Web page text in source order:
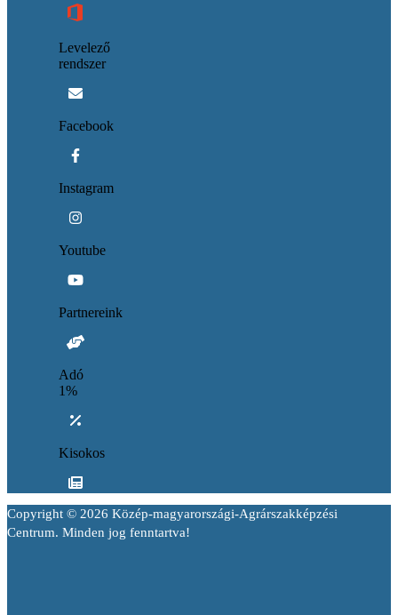
Levelező
rendszer
Facebook
Instagram
Youtube
Partnereink
Adó
1%
Kisokos
Copyright © 2026 Közép-magyarországi-Agrárszakképzési
Centrum. Minden jog fenntartva!